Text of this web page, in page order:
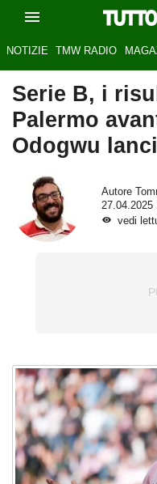
NOTIZIE TMW RADIO
Serie B, i
Palermo
Odogwu
Autore
27.04.2025
vedi